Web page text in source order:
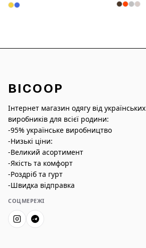
BICOOP
Інтернет магазин одягу від українських
виробників для всієї родини:
-95% українське виробництво
-Низькі ціни:
-Великий асортимент
-Якість та комфорт
-Роздріб та гурт
-Швидка відправка
СОЦМЕРЕЖІ